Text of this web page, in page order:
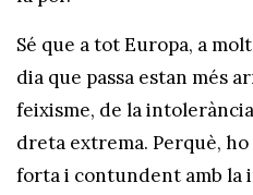
Sé que a tot Europa, a
dia que passa estan més
feixisme, de la
dreta extrema. Perquè,
forta i contundent amb la